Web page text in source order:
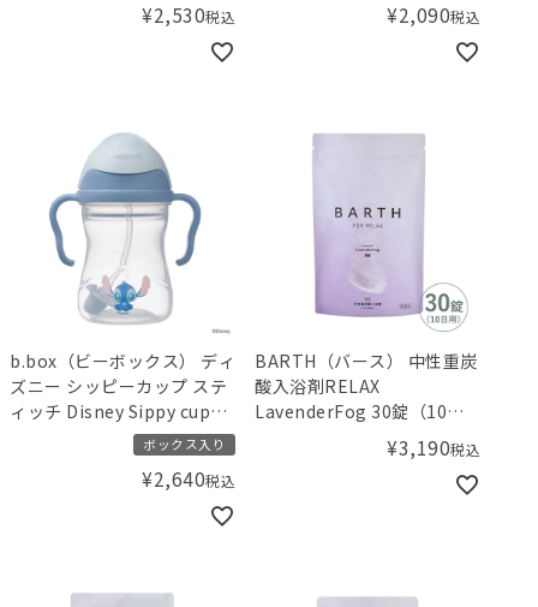
¥2,530税込 ¥2,090税込
b.box（ビーボックス） ディ
ズニー シッピーカップ ステ
ィッチ Disney Sippy cup
ボックス入り
¥2,640税込
BARTH（バース） 中性重炭
酸入浴剤RELAX
LavenderFog 30錠（10回
¥3,190税込